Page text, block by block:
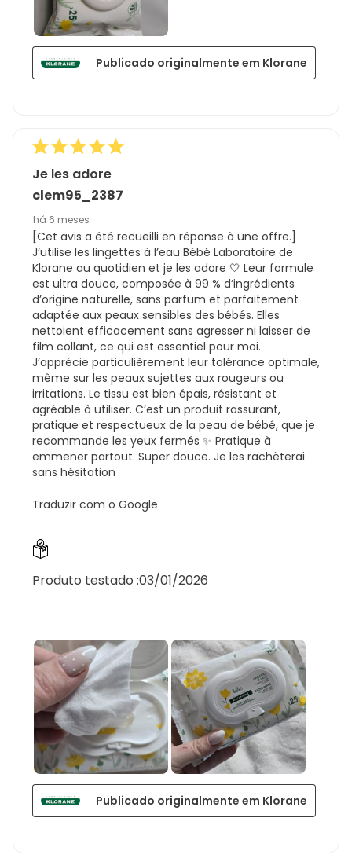
Publicado originalmente em Klorane
Je les adore
clem95_2387
há 6 meses
[Cet avis a été recueilli en réponse à une offre.]
J’utilise les lingettes à l’eau Bébé Laboratoire de
Klorane au quotidien et je les adore 🤍 Leur formule
est ultra douce, composée à 99 % d’ingrédients
d’origine naturelle, sans parfum et parfaitement
adaptée aux peaux sensibles des bébés. Elles
nettoient efficacement sans agresser ni laisser de
film collant, ce qui est essentiel pour moi.
J’apprécie particulièrement leur tolérance optimale,
même sur les peaux sujettes aux rougeurs ou
irritations. Le tissu est bien épais, résistant et
agréable à utiliser. C’est un produit rassurant,
pratique et respectueux de la peau de bébé, que je
recommande les yeux fermés ✨ Pratique à
emmener partout. Super douce. Je les rachèterai
sans hésitation
Traduzir com o Google
Produto testado :03/01/2026
Publicado originalmente em Klorane